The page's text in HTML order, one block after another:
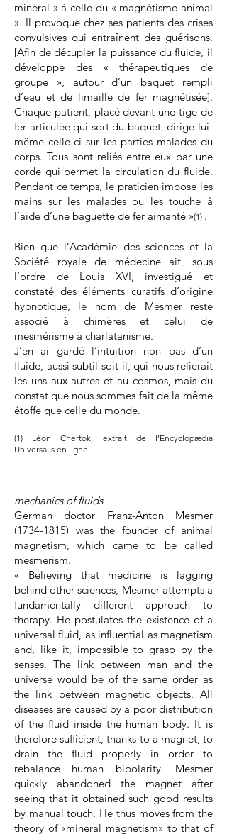
minéral » à celle du « magnétisme animal
». Il provoque chez ses patients des crises
convulsives qui entraînent des guérisons.
[Afin de décupler la puissance du fluide, il
développe des « thérapeutiques de
groupe », autour d’un baquet rempli
d’eau et de limaille de fer magnétisée].
Chaque patient, placé devant une tige de
fer articulée qui sort du baquet, dirige lui-
même celle-ci sur les parties malades du
corps. Tous sont reliés entre eux par une
corde qui permet la circulation du fluide.
Pendant ce temps, le praticien impose les
mains sur les malades ou les touche à
l’aide d’une baguette de fer aimanté »(1) .
Bien que l’Académie des sciences et la
Société royale de médecine ait, sous
l’ordre de Louis XVI, investigué et
constaté des éléments curatifs d’origine
hypnotique, le nom de Mesmer reste
associé à chimères et celui de
mesmérisme à charlatanisme.
J’en ai gardé l’intuition non pas d’un
fluide, aussi subtil soit-il, qui nous relierait
les uns aux autres et au cosmos, mais du
constat que nous sommes fait de la même
étoffe que celle du monde.
(1) Léon Chertok, extrait de l’Encyclopædia
Universalis en ligne
mechanics of fluids
German doctor Franz-Anton Mesmer
(1734-1815) was the founder of animal
magnetism, which came to be called
mesmerism.
« Believing that medicine is lagging
behind other sciences, Mesmer attempts a
fundamentally different approach to
therapy. He postulates the existence of a
universal fluid, as influential as magnetism
and, like it, impossible to grasp by the
senses. The link between man and the
universe would be of the same order as
the link between magnetic objects. All
diseases are caused by a poor distribution
of the fluid inside the human body. It is
therefore sufficient, thanks to a magnet, to
drain the fluid properly in order to
rebalance human bipolarity. Mesmer
quickly abandoned the magnet after
seeing that it obtained such good results
by manual touch. He thus moves from the
theory of «mineral magnetism» to that of